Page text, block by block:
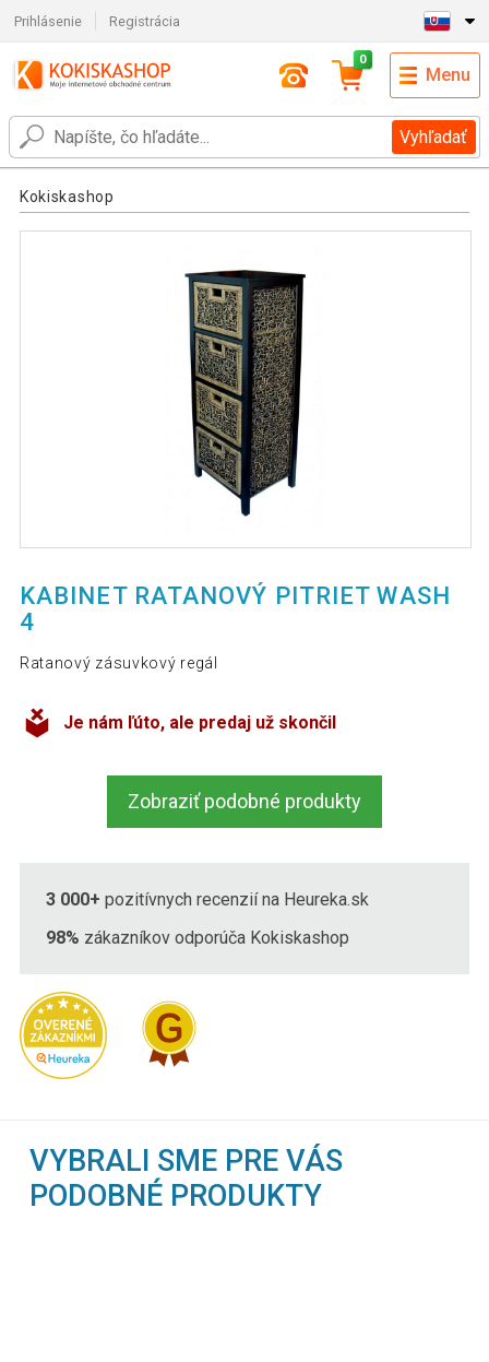
Prihlásenie Registrácia
Vyhľadať
0
Menu
Kokiskashop
KABINET RATANOVÝ PITRIET WASH
4
Ratanový zásuvkový regál
Je nám ľúto, ale predaj už skončil
Zobraziť podobné produkty
3 000+ pozitívnych recenzií na Heureka.sk
98% zákazníkov odporúča Kokiskashop
VYBRALI SME PRE VÁS
PODOBNÉ PRODUKTY